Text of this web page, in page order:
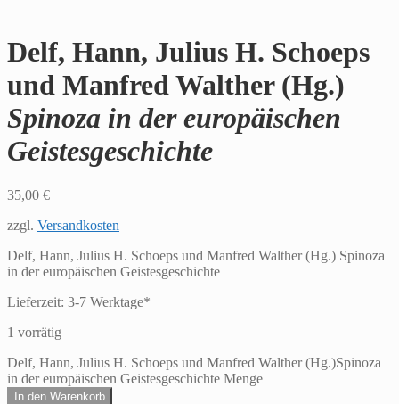
Delf, Hann, Julius H. Schoeps
und Manfred Walther (Hg.)
Spinoza in der europäischen
Geistesgeschichte
35,00 €
zzgl. Versandkosten
Delf, Hann, Julius H. Schoeps und Manfred Walther (Hg.) Spinoza
in der europäischen Geistesgeschichte
Lieferzeit: 3-7 Werktage*
1 vorrätig
Delf, Hann, Julius H. Schoeps und Manfred Walther (Hg.)Spinoza
in der europäischen Geistesgeschichte Menge
In den Warenkorb